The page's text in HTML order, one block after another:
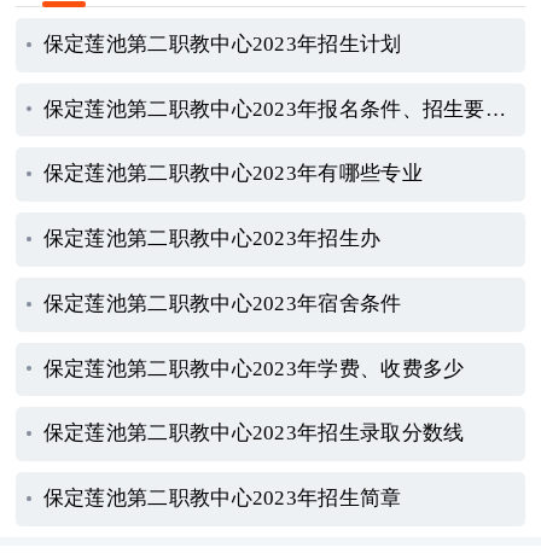
保定莲池第二职教中心2023年招生计划
保定莲池第二职教中心2023年报名条件、招生要求、招生对象
保定莲池第二职教中心2023年有哪些专业
保定莲池第二职教中心2023年招生办
保定莲池第二职教中心2023年宿舍条件
保定莲池第二职教中心2023年学费、收费多少
保定莲池第二职教中心2023年招生录取分数线
保定莲池第二职教中心2023年招生简章